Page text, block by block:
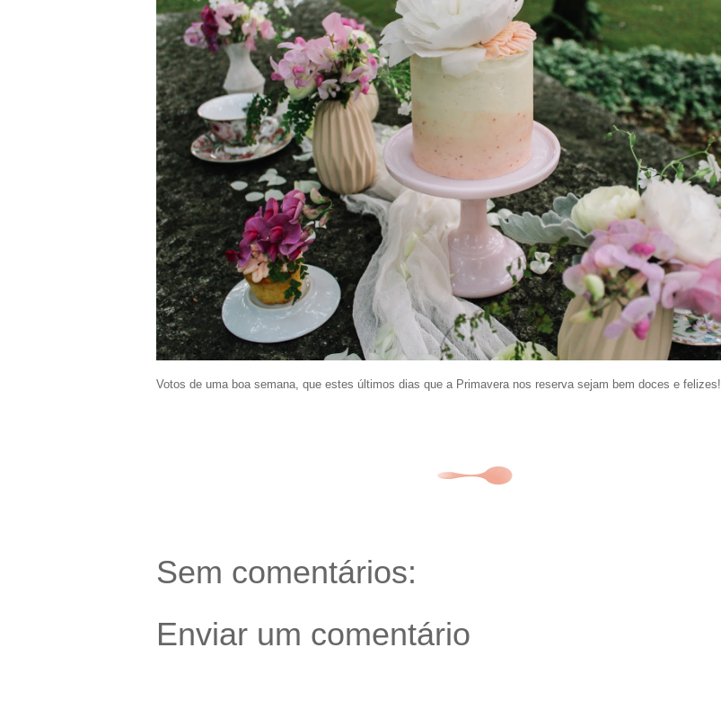
Votos de uma boa semana, que estes últimos dias que a Primavera nos reserva sejam bem doces e felizes!
Sem comentários:
Enviar um comentário